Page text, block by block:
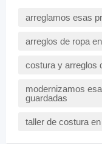
arreglamos esas
arreglos de ropa
costura y arreglos
modernizamos
guardadas
taller de costura